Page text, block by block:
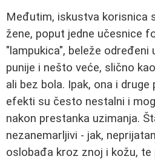
Međutim, iskustva korisnica
žene, poput jedne učesnice
"lampukica", beleže određeni
punije i nešto veće, slično
ali bez bola. Ipak, ona i
efekti su često nestalni i
nakon prestanka uzimanja.
nezanemarljivi - jak,
oslobađa kroz znoj i kožu, te